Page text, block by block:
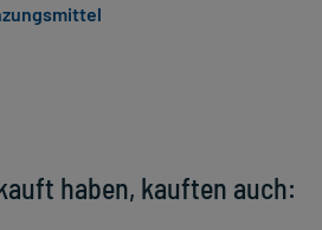
haben, kauften auch: